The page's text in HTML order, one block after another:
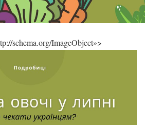
schema.org/ImageObject»>